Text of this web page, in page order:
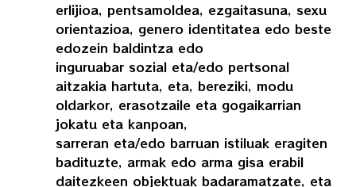
erlijioa, pentsamoldea, ezgaitasuna, sexu
orientazioa, genero identitatea edo beste
edozein baldintza edo
inguruabar sozial eta/edo pertsonal
aitzakia hartuta, eta, bereziki, modu
oldarkor, erasotzaile eta gogaikarrian
jokatu eta kanpoan,
sarreran eta/edo barruan istiluak eragiten
badituzte, armak edo arma gisa erabil
daitezkeen objektuak badaramatzate, eta